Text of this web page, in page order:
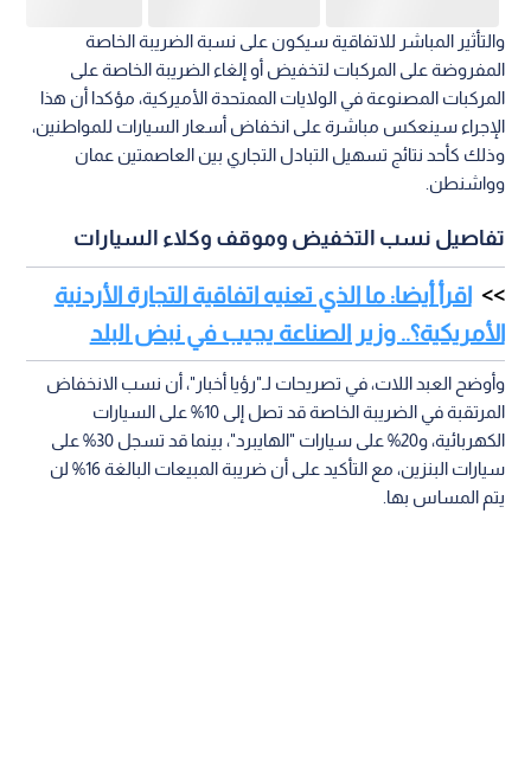
والتأثير المباشر للاتفاقية سيكون على نسبة الضريبة الخاصة
المفروضة على المركبات لتخفيض أو إلغاء الضريبة الخاصة على
المركبات المصنوعة في الولايات الممتحدة الأميركية، مؤكدا أن هذا
الإجراء سينعكس مباشرة على انخفاض أسعار السيارات للمواطنين،
وذلك كأحد نتائج تسهيل التبادل التجاري بين العاصمتين عمان
وواشنطن.
تفاصيل نسب التخفيض وموقف وكلاء السيارات
اقرأ أيضا: ما الذي تعنيه اتفاقية التجارة الأردنية
الأمريكية؟.. وزير الصناعة يجيب في نبض البلد
وأوضح العبد اللات، في تصريحات لـ"رؤيا أخبار"، أن نسب الانخفاض
المرتقبة في الضريبة الخاصة قد تصل إلى 10% على السيارات
الكهربائية، و20% على سيارات "الهايبرد"، بينما قد تسجل 30% على
سيارات البنزين، مع التأكيد على أن ضريبة المبيعات البالغة 16% لن
يتم المساس بها.